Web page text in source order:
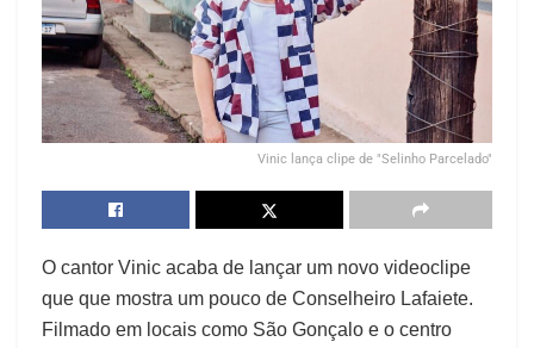
Vinic lança clipe de "Selinho Parcelado"
O cantor Vinic acaba de lançar um novo videoclipe
que que mostra um pouco de Conselheiro Lafaiete.
Filmado em locais como São Gonçalo e o centro